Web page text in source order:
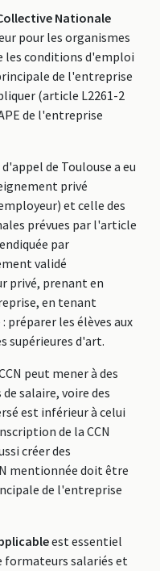
Nationale
pour les organismes
les conditions d'emploi
de l'entreprise
(article L2261-2
de l'entreprise
de Toulouse a eu
privé
et celle des
prévues par l'article
par
validé
privé, prenant en
en tenant
préparer les élèves aux
supérieures d'art.
peut mener à des
salaire, voire des
est inférieur à celui
de la CCN
créer des
mentionnée doit être
de l'entreprise
est essentiel
formateurs salariés et